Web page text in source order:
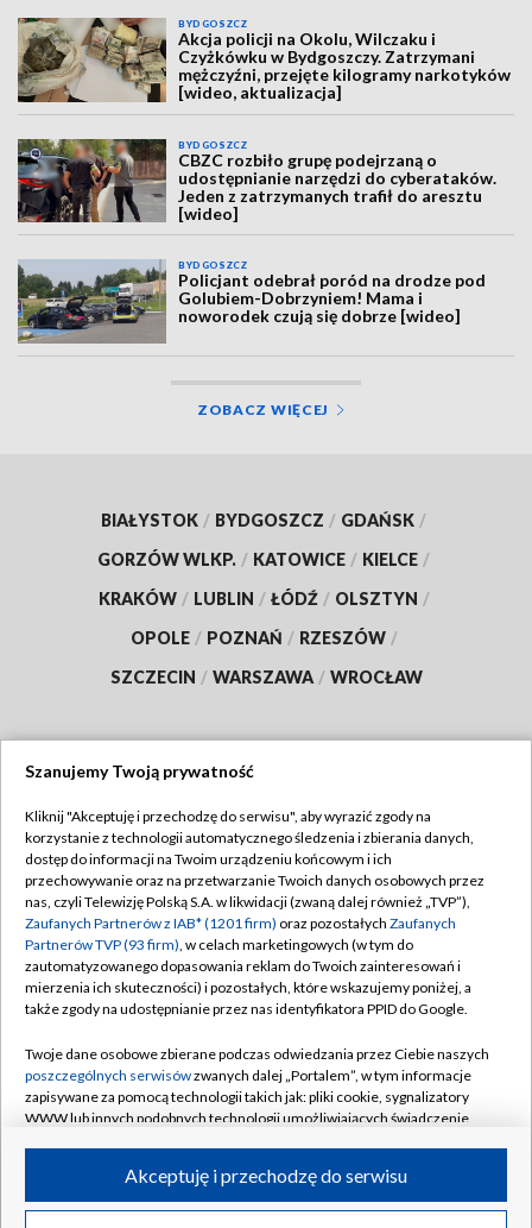
BYDGOSZCZ
Akcja policji na Okolu, Wilczaku i
Czyżkówku w Bydgoszczy. Zatrzymani
mężczyźni, przejęte kilogramy narkotyków
[wideo, aktualizacja]
BYDGOSZCZ
CBZC rozbiło grupę podejrzaną o
udostępnianie narzędzi do cyberataków.
Jeden z zatrzymanych trafił do aresztu
[wideo]
BYDGOSZCZ
Policjant odebrał poród na drodze pod
Golubiem-Dobrzyniem! Mama i
noworodek czują się dobrze [wideo]
ZOBACZ WIĘCEJ
BIAŁYSTOK / BYDGOSZCZ / GDAŃSK /
GORZÓW WLKP. / KATOWICE / KIELCE /
KRAKÓW / LUBLIN / ŁÓDŹ / OLSZTYN /
OPOLE / POZNAŃ / RZESZÓW /
SZCZECIN / WARSZAWA / WROCŁAW
TVP
Abonament TVP
Emisja w TVP
Centrum informacji TVP
Naziemna Telewizja Cyfrowa
Rada Programowa
System NOS
Informacje o nadawcy
Program dla prasy
Regulamin TVP
Polityka prywatności
Moje zgody
Pomoc
Kontakt
Kanały
©2026 Telewizja Polska S.A. w likwidacji
Szanujemy Twoją prywatność
Kliknij "Akceptuję i przechodzę do serwisu", aby wyrazić zgody na
korzystanie z technologii automatycznego śledzenia i zbierania danych,
dostęp do informacji na Twoim urządzeniu końcowym i ich
przechowywanie oraz na przetwarzanie Twoich danych osobowych przez
nas, czyli Telewizję Polską S.A. w likwidacji (zwaną dalej również „TVP”),
Zaufanych Partnerów z IAB* (1201 firm) oraz pozostałych Zaufanych
Partnerów TVP (93 firm), w celach marketingowych (w tym do
zautomatyzowanego dopasowania reklam do Twoich zainteresowań i
mierzenia ich skuteczności) i pozostałych, które wskazujemy poniżej, a
także zgody na udostępnianie przez nas identyfikatora PPID do Google.
Twoje dane osobowe zbierane podczas odwiedzania przez Ciebie naszych
poszczególnych serwisówzwanych dalej „Portalem”, w tym informacje
zapisywane za pomocą technologii takich jak: pliki cookie, sygnalizatory
WWW lub innych podobnych technologii umożliwiających świadczenie
ruchu w Internecie.Akceptuję i przechodzę do serwisu